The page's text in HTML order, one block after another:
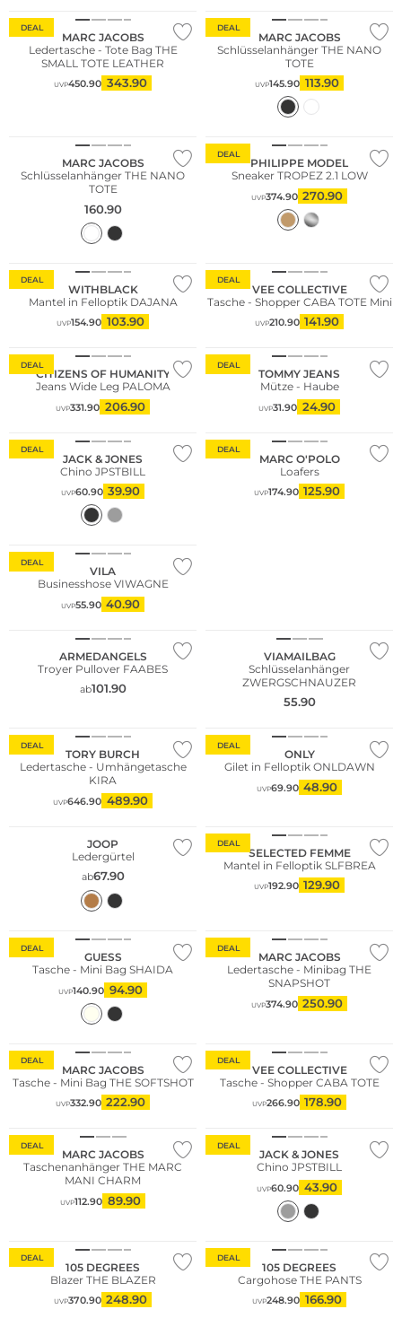
DEAL
MARC JACOBS
Ledertasche - Tote Bag THE
SMALL TOTE LEATHER
UVP450.90 343.90
DEAL
MARC JACOBS
Schlüsselanhänger THE NANO
TOTE
UVP145.90 113.90
MARC JACOBS
Schlüsselanhänger THE NANO
TOTE
160.90
DEAL
PHILIPPE MODEL
Sneaker TROPEZ 2.1 LOW
UVP374.90 270.90
DEAL
WITHBLACK
Mantel in Felloptik DAJANA
UVP154.90 103.90
DEAL
VEE COLLECTIVE
Tasche - Shopper CABA TOTE Mini
UVP210.90 141.90
DEAL
CITIZENS OF HUMANITY
Jeans Wide Leg PALOMA
UVP331.90 206.90
DEAL
TOMMY JEANS
Mütze - Haube
UVP31.90 24.90
DEAL
Fashion Tipp
JACK & JONES
Chino JPSTBILL
UVP60.90 39.90
DEAL
MARC O'POLO
Loafers
UVP174.90 125.90
DEAL
VILA
Businesshose VIWAGNE
UVP55.90 40.90
Fashion Tipp
ARMEDANGELS
Troyer Pullover FAABES
ab101.90
VIAMAILBAG
Schlüsselanhänger
ZWERGSCHNAUZER
55.90
DEAL
TORY BURCH
Ledertasche - Umhängetasche
KIRA
UVP646.90 489.90
DEAL
ONLY
Gilet in Felloptik ONLDAWN
UVP69.90 48.90
JOOP
Ledergürtel
ab67.90
DEAL
SELECTED FEMME
Mantel in Felloptik SLFBREA
UVP192.90 129.90
DEAL
GUESS
Tasche - Mini Bag SHAIDA
UVP140.90 94.90
DEAL
MARC JACOBS
Ledertasche - Minibag THE
SNAPSHOT
UVP374.90 250.90
DEAL
MARC JACOBS
Tasche - Mini Bag THE SOFTSHOT
UVP332.90 222.90
DEAL
VEE COLLECTIVE
Tasche - Shopper CABA TOTE
UVP266.90 178.90
DEAL
MARC JACOBS
Taschenanhänger THE MARC
MANI CHARM
UVP112.90 89.90
DEAL
JACK & JONES
Chino JPSTBILL
UVP60.90 43.90
DEAL
105 DEGREES
Blazer THE BLAZER
UVP370.90 248.90
DEAL
105 DEGREES
Cargohose THE PANTS
UVP248.90 166.90
Große Größen